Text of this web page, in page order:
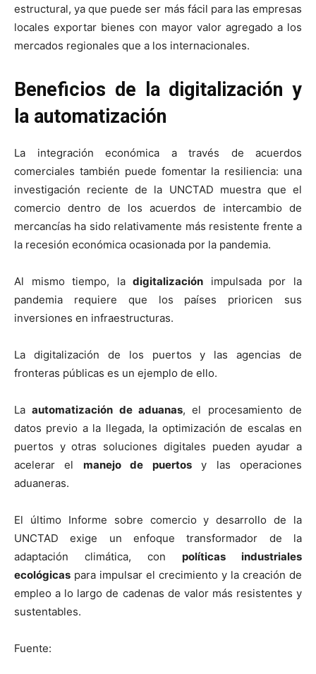
estructural, ya que puede ser más fácil para las empresas
locales exportar bienes con mayor valor agregado a los
mercados regionales que a los internacionales.
Beneficios de la digitalización y
la automatización
La integración económica a través de acuerdos
comerciales también puede fomentar la resiliencia: una
investigación reciente de la UNCTAD muestra que el
comercio dentro de los acuerdos de intercambio de
mercancías ha sido relativamente más resistente frente a
la recesión económica ocasionada por la pandemia.
Al mismo tiempo, ladigitalización impulsada por la
pandemia requiere que los países prioricen sus
inversiones en infraestructuras.
La digitalización de los puertos y las agencias de
fronteras públicas es un ejemplo de ello.
Laautomatización de aduanas, el procesamiento de
datos previo a la llegada, la optimización de escalas en
puertos y otras soluciones digitales pueden ayudar a
acelerar el manejo de puertosy las operaciones
aduaneras.
El último Informe sobre comercio y desarrollo de la
UNCTAD exige un enfoque transformador de la
adaptación climática, con políticas industriales
ecológicas para impulsar el crecimiento y la creación de
empleo a lo largo de cadenas de valor más resistentes y
sustentables.
Fuente: